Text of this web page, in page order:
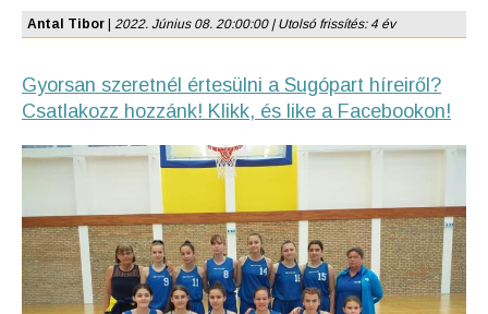
Antal Tibor 2022. Június 08. 20:00:00 | Utolsó frissítés: 4 év
Gyorsan szeretnél értesülni a Sugópart híreiről?
Csatlakozz hozzánk! Klikk, és like a Facebookon!